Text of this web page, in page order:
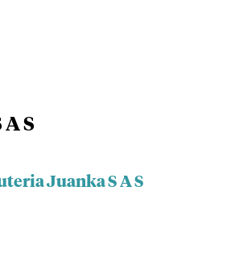
S
Juanka S A S